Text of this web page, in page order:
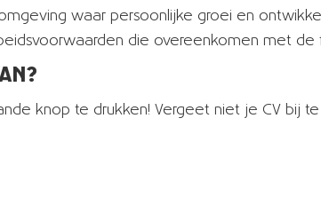
waar persoonlijke groei en
die overeenkomen met de
knop te drukken! Vergeet niet je CV bij